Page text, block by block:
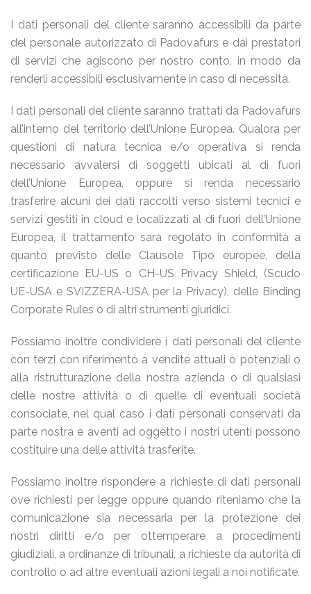
I dati personali del cliente saranno accessibili da parte
del personale autorizzato di Padovafurs e dai prestatori
di servizi che agiscono per nostro conto, in modo da
renderli accessibili esclusivamente in caso di necessità.
I dati personali del cliente saranno trattati da Padovafurs
all’interno del territorio dell’Unione Europea. Qualora per
questioni di natura tecnica e/o operativa si renda
necessario avvalersi di soggetti ubicati al di fuori
dell’Unione Europea, oppure si renda necessario
trasferire alcuni dei dati raccolti verso sistemi tecnici e
servizi gestiti in cloud e localizzati al di fuori dell’Unione
Europea, il trattamento sarà regolato in conformità a
quanto previsto delle Clausole Tipo europee, della
certificazione EU-US o CH-US Privacy Shield, (Scudo
UE-USA e SVIZZERA-USA per la Privacy), delle Binding
Corporate Rules o di altri strumenti giuridici.
Possiamo inoltre condividere i dati personali del cliente
con terzi con riferimento a vendite attuali o potenziali o
alla ristrutturazione della nostra azienda o di qualsiasi
delle nostre attività o di quelle di eventuali società
consociate, nel qual caso i dati personali conservati da
parte nostra e aventi ad oggetto i nostri utenti possono
costituire una delle attività trasferite.
Possiamo inoltre rispondere a richieste di dati personali
ove richiesti per legge oppure quando riteniamo che la
comunicazione sia necessaria per la protezione dei
nostri diritti e/o per ottemperare a procedimenti
giudiziali, a ordinanze di tribunali, a richieste da autorità di
controllo o ad altre eventuali azioni legali a noi notificate.